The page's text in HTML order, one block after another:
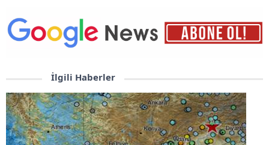
İlgili Haberler